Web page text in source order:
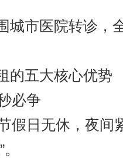
城市医院转诊，
的五大核心优势
必争
假日无休，夜间